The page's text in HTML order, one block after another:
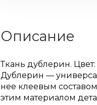
Описание
Ткань дублерин.
Дублерин —
нее клеевым
этим материалом